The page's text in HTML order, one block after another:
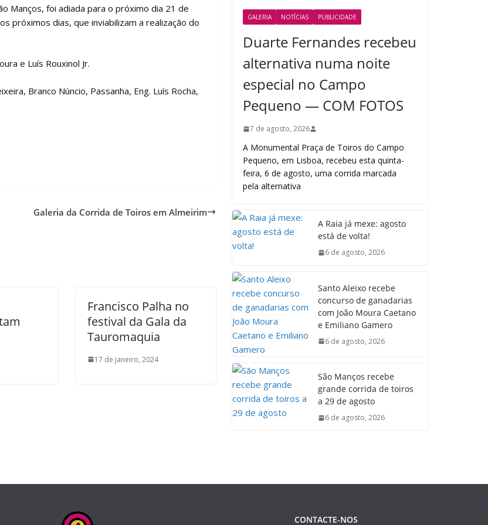
Manços, foi adiada para o próximo dia 21 de
próximos dias, que inviabilizam a realização do
e Luís Rouxinol Jr.
Branco Núncio, Passanha, Eng. Luís Rocha,
Galeria da Corrida de Toiros em Almeirim
Francisco Palha no
festival da Gala da
Tauromaquia
17 de janeiro, 2024
GALERIA NOTÍCIAS PUBLICIDADE
Duarte Fernandes recebeu
alternativa numa noite
especial no Campo
Pequeno — COM FOTOS
7 de agosto, 2026
A Monumental Praça de Toiros do Campo
Pequeno, em Lisboa, recebeu esta quinta-
feira, 6 de agosto, uma corrida marcada
pela alternativa
A Raia já mexe: agosto
está de volta!
6 de agosto, 2026
Santo Aleixo recebe
concurso de ganadarias
com João Moura Caetano
e Emiliano Gamero
6 de agosto, 2026
São Manços recebe
grande corrida de toiros
a 29 de agosto
6 de agosto, 2026
CONTACTE-NOS